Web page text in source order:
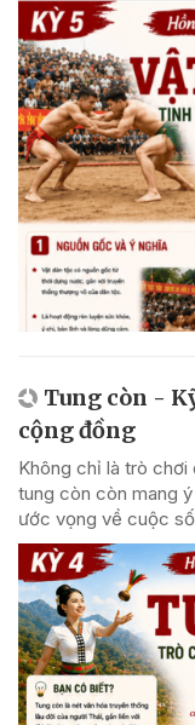
Tung còn -
cộng đồng
Không chỉ là trò chơi
tung còn còn mang
ước vọng về cuộc